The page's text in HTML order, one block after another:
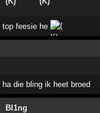
top feesie he
ha die bling ik heet broed
Bl1ng